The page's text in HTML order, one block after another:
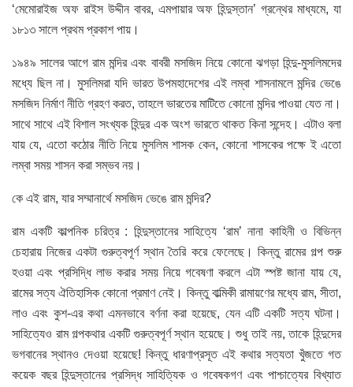
‘মেমোরাইজ অফ রাইস উদ্দীন বাবর, এমপায়ার অফ হিন্দুস্তান’ গ্রন্থের মাধ্যমে, যা
১৮১৩ সালে প্রথম প্রকাশ পায়।
১৯৪৯ সালের আগে রাম মন্দির এবং বাবরী মসজিদ নিয়ে কোনো ঝগড়া হিন্দু-মুসলিমদের
মধ্যে ছিল না। মুসলিমরা যদি ভারত উপমহাদেশের এই লম্বা শাসনামলে মন্দির ভেঙে
মসজিদ নির্মাণ নীতি গ্রহণ করত, তাহলে ভারতের মাটিতে কোনো মন্দির পাওয়া যেত না।
সাথে সাথে এই বিশাল সংখ্যক হিন্দুর এক অংশ ভারতে থাকত কিনা সন্দেহ। এটাও বলা
যায় যে, এতো কঠোর নীতি নিয়ে মুসলিম শাসক কেন, কোনো শাসকের পক্ষে ই এতো
লম্বা সময় শাসন করা সম্ভব নয়।
কে এই রাম, যার সম্মানার্থে মসজিদ ভেঙে রাম মন্দির?
রাম একটি কাল্পনিক চরিত্র : হিন্দুস্তানের সাহিত্যে ‘রাম’ নানা কাহিনী ও বিভিন্ন
চেহারায় নিজের একটা গুরুত্বপূর্ণ স্থান তৈরি করে ফেলেছে। কিন্তু রামের গল্প শুরু
হওয়া এবং প্রসিদ্ধি লাভ করার সময় নিয়ে গবেষণা করলে এটা স্পষ্ট জানা যায় যে,
রামের সত্য ঐতিহাসিক কোনো প্রমাণ নেই। কিন্তু বাল্মিকী রামায়ণের মধ্যে রাম, সীতা,
লাও এবং কুশ-এর কথা এমনভাবে বর্ণনা করা হয়েছে, যেন এটি একটি সত্য ঘটনা।
সাহিত্যেও রাম গল্পকথার একটি গুরুত্বপূর্ণ স্থান হয়েছে। শুধু তাই নয়, তাকে হিন্দুদের
ভগবানের স্থানও দেওয়া হয়েছে! কিন্তু ধারণাপ্রসূত এই কথার সত্যতা খুঁজতে গত
কয়েক বছর হিন্দুস্তানের প্রসিদ্ধ সাহিত্যিক ও গবেষকগণ এবং পাশ্চাত্যের বিখ্যাত